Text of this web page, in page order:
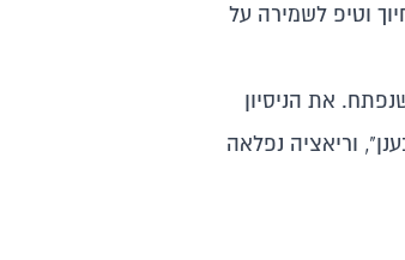
וטיפ לשמירה על
את הניסיון
וריאציה נפלאה